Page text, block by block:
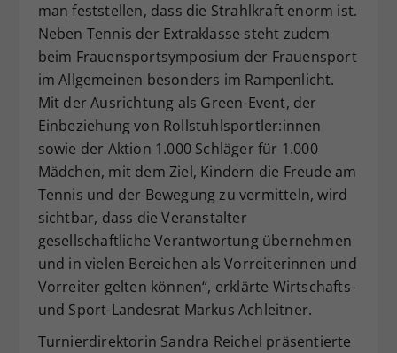
man feststellen, dass die Strahlkraft enorm ist.
Neben Tennis der Extraklasse steht zudem
beim Frauensportsymposium der Frauensport
im Allgemeinen besonders im Rampenlicht.
Mit der Ausrichtung als Green-Event, der
Einbeziehung von Rollstuhlsportler:innen
sowie der Aktion 1.000 Schläger für 1.000
Mädchen, mit dem Ziel, Kindern die Freude am
Tennis und der Bewegung zu vermitteln, wird
sichtbar, dass die Veranstalter
gesellschaftliche Verantwortung übernehmen
und in vielen Bereichen als Vorreiterinnen und
Vorreiter gelten können“, erklärte Wirtschafts-
und Sport-Landesrat Markus Achleitner.
Turnierdirektorin Sandra Reichel präsentierte